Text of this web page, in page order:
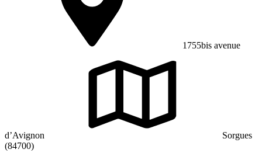
1755bis avenue
d’Avignon
Sorgues
(84700)